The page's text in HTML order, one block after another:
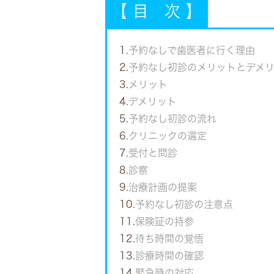
【 目 次 】
1. 予約なしで歯医者に行く理由
2. 予約なし初診のメリットとデメ
3. メリット
4. デメリット
5. 予約なし初診の流れ
6. クリニックの選定
7. 受付と問診
8. 診察
9. 治療計画の提案
10. 予約なし初診の注意点
11. 保険証の持参
12. 待ち時間の覚悟
13. 診療時間の確認